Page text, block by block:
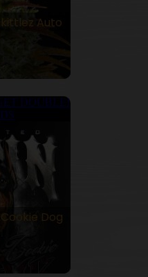
Auto
DOUBLE!
Dog